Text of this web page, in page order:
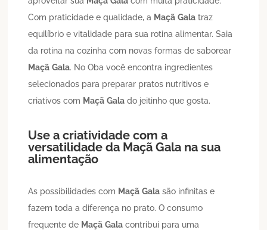
Com praticidade e qualidade, a Maçã Gala traz
equilíbrio e vitalidade para sua rotina alimentar. Saia
da rotina na cozinha com novas formas de saborear
Maçã Gala. No Oba você encontra ingredientes
selecionados para preparar pratos nutritivos e
criativos com Maçã Gala do jeitinho que gosta.
Use a criatividade com a
versatilidade da Maçã Gala na sua
alimentação
As possibilidades com Maçã Gala são infinitas e
fazem toda a diferença no prato. O consumo
frequente de Maçã Gala contribui para uma